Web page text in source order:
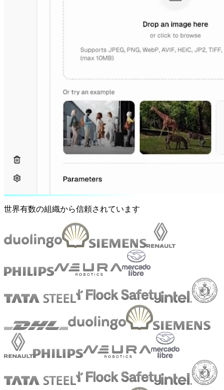
世界有数の組織から信頼されています